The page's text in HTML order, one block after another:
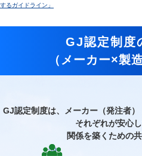
するガイドライン」
GJ認定制度
（メーカー×製
GJ認定制度は、メーカー（発注者）
それぞれが安心
関係を築くための